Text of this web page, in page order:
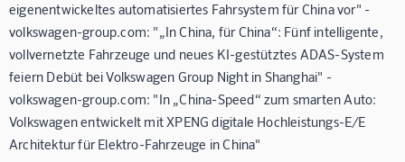
eigenentwickeltes automatisiertes Fahrsystem für China vor" -
volkswagen-group.com: "„In China, für China“: Fünf intelligente,
vollvernetzte Fahrzeuge und neues KI-gestütztes ADAS-System
feiern Debüt bei Volkswagen Group Night in Shanghai" -
volkswagen-group.com: "In „China-Speed“ zum smarten Auto:
Volkswagen entwickelt mit XPENG digitale Hochleistungs-E/E
Architektur für Elektro-Fahrzeuge in China"